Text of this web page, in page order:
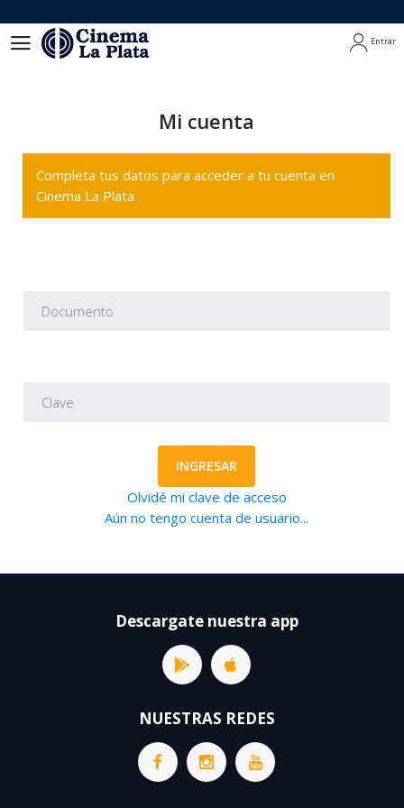
Entrar
Mi cuenta
Completa tus datos para acceder a tu cuenta en
Cinema La Plata .
INGRESAR
Olvidé mi clave de acceso
Aún no tengo cuenta de usuario...
Descargate nuestra app
NUESTRAS REDES